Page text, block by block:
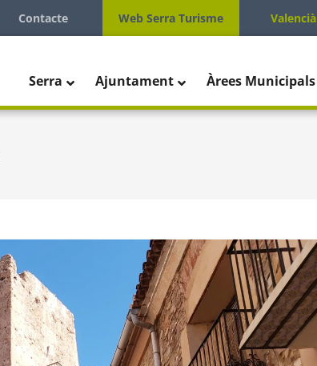
Contacte Web Serra Turisme Valencià
Serra Ajuntament Àrees Municipals